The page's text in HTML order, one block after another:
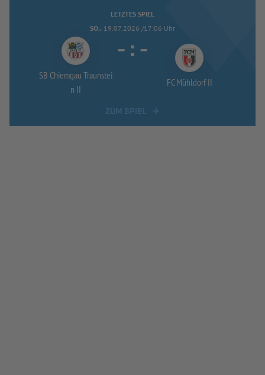
LETZTES SPIEL
SO.. 19.07.2026 /17:06 Uhr
SB Chiemgau Traunstei
n II
- : -
FC Mühldorf II